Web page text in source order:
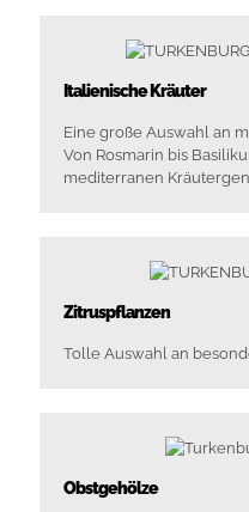
Italienische Kräuter
Eine große Auswahl an
Von Rosmarin bis
mediterranen
Zitruspflanzen
Tolle Auswahl an
Obstgehölze